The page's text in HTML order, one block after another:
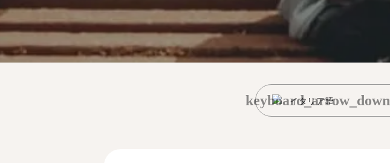
イタリア語
keyboard_arrow_down